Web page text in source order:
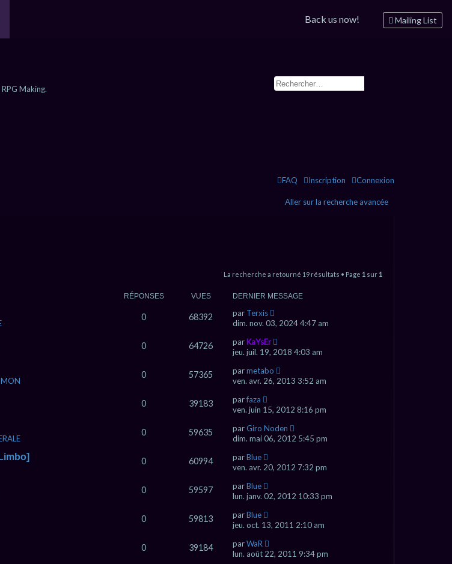
Mailing List
Back us now!
Making.
Connexion
Inscription
FAQ
Aller sur la recherche avancée
La recherche a retourné 19 résultats • Page 1 sur 1
RÉPONSES VUES DERNIER MESSAGE
0 68392 par Terxis
dim. nov. 03, 2024 4:47 am
0 64726 par KaYsEr
jeu. juil. 19, 2018 4:03 am
0 57365 parmetabo
ven. avr. 26, 2013 3:52 am
0 39183 parfaza
ven. juin 15, 2012 8:16 pm
0 59635 parGiro Noden
dim. mai 06, 2012 5:45 pm
0 60994 parBlue
ven. avr. 20, 2012 7:32 pm
0 59597 parBlue
lun. janv. 02, 2012 10:33 pm
0 59813 parBlue
jeu. oct. 13, 2011 2:10 am
0 39184 parWaR
lun. août 22, 2011 9:34 pm